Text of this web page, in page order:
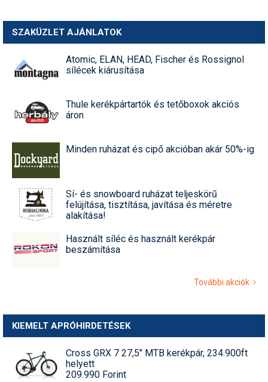
SZAKÜZLET AJÁNLATOK
Atomic, ELAN, HEAD, Fischer és Rossignol
sílécek kiárusítása
Thule kerékpártartók és tetőboxok akciós
áron
Minden ruházat és cipő akcióban akár 50%-ig
Sí- és snowboard ruházat teljeskörű
felújítása, tisztítása, javítása és méretre
alakítása!
Használt síléc és használt kerékpár
beszámítása
További akciók
KIEMELT APRÓHIRDETÉSEK
Cross GRX 7 27,5" MTB kerékpár, 234.900ft
helyett
209.990 Forint